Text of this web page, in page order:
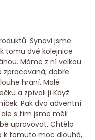
Synovi jsme
tomu dvě kolejnice
Máme z ní velkou
zpracovaná, dobře
hraní. Malé
a zpívali jí Když
Pak dva adventní
s tím jsme měli
upravovat. Chtělo
k tomuto moc dlouhá,